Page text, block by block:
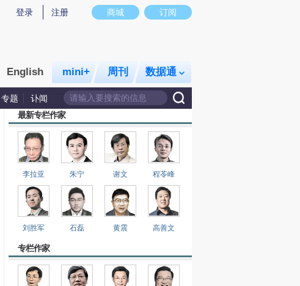
商城 订阅
登录 注册
English mini+ 周刊 数据通
专题 讣闻
最新专栏作家
李拉亚 朱宁 谢文 程苓峰
刘胜军 石磊 黄震 高善文
专栏作家